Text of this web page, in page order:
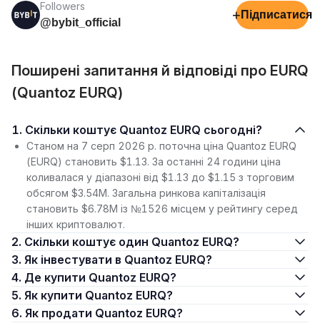
Followers
@bybit_official
+ Підписатися
Поширені запитання й відповіді про EURQ
(Quantoz EURQ)
1. Скільки коштує Quantoz EURQ сьогодні?
Станом на 7 серп 2026 р. поточна ціна Quantoz EURQ
(EURQ) становить $1.13. За останні 24 години ціна
коливалася у діапазоні від $1.13 до $1.15 з торговим
обсягом $3.54M. Загальна ринкова капіталізація
становить $6.78M із №1526 місцем у рейтингу серед
інших криптовалют.
2. Скільки коштує один Quantoz EURQ?
3. Як інвестувати в Quantoz EURQ?
4. Де купити Quantoz EURQ?
5. Як купити Quantoz EURQ?
6. Як продати Quantoz EURQ?